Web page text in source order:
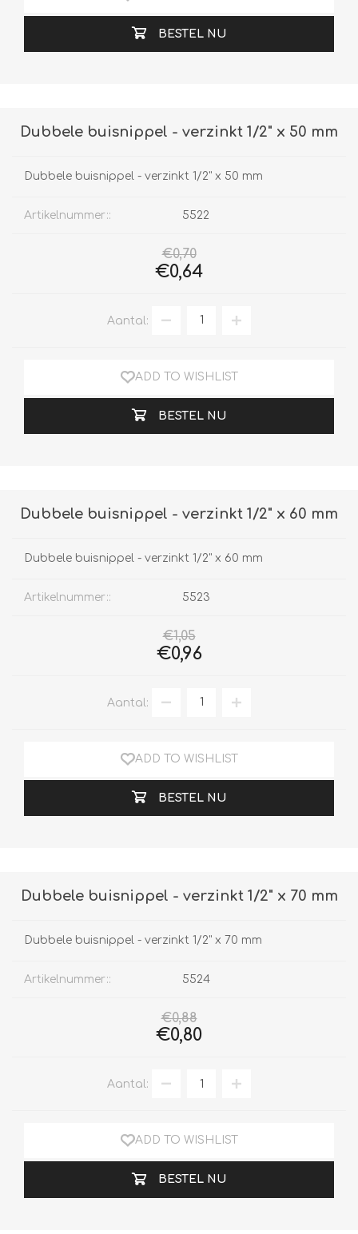
BESTEL NU
Dubbele buisnippel - verzinkt 1/2" x 50 mm
Dubbele buisnippel - verzinkt 1/2" x 50 mm
Artikelnummer:: 5522
€0,70
€0,64
Aantal:
ADD TO WISHLIST
BESTEL NU
Dubbele buisnippel - verzinkt 1/2" x 60 mm
Dubbele buisnippel - verzinkt 1/2" x 60 mm
Artikelnummer:: 5523
€1,05
€0,96
Aantal:
ADD TO WISHLIST
BESTEL NU
Dubbele buisnippel - verzinkt 1/2" x 70 mm
Dubbele buisnippel - verzinkt 1/2" x 70 mm
Artikelnummer:: 5524
€0,88
€0,80
Aantal:
ADD TO WISHLIST
BESTEL NU